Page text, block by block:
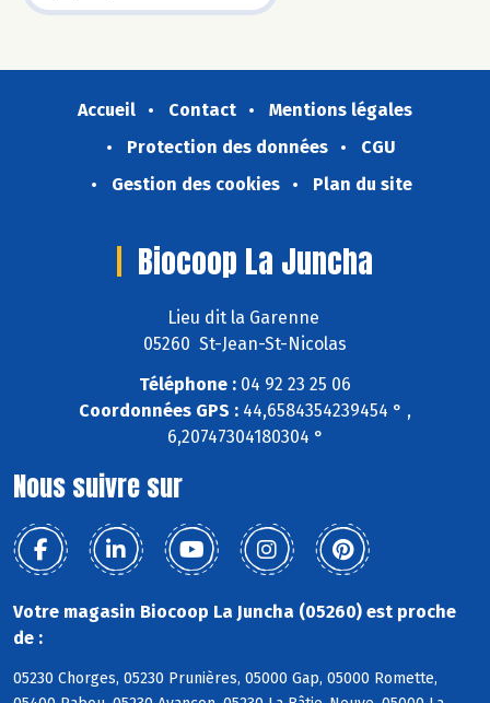
Accueil Contact
Mentions légales
Protection des données
CGU
Gestion des cookies
Plan du site
Biocoop La Juncha
Lieu dit la Garenne
05260 St-Jean-St-Nicolas
Téléphone : 04 92 23 25 06
Coordonnées GPS : 44,6584354239454 ° ,
6,20747304180304 °
Nous suivre sur
Votre magasin Biocoop La Juncha (05260) est proche
de :
05230 Chorges, 05230 Prunières, 05000 Gap, 05000 Romette,